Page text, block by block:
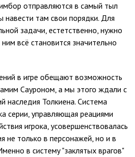
отправляются в самый тыл
навести там свои порядки. Для
задачи, естетственно, нужно
всё становится значительно
в игре обещают возможность
Сауроном, а мы этого ждали с
наследия Толкиена. Система
серии, управляющая реациями
игрока, усовершенствовалась
не только в персонажей, но и в
в систему "заклятых врагов"